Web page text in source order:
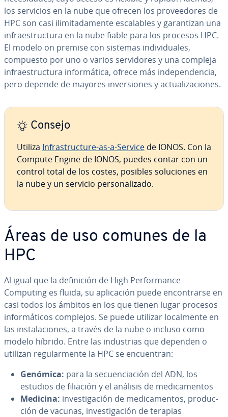
los servicios en la nube que ofrecen los pro­vee­do­res de
HPC son casi ili­mi­ta­da­me­n­te es­ca­la­bles y ga­ra­n­ti­zan una
in­frae­s­tru­c­tu­ra en la nube fiable para los procesos HPC.
El modelo on premise con sistemas in­di­vi­dua­les,
compuesto por uno o varios se­r­vi­do­res y una compleja
in­frae­s­tru­c­tu­ra in­fo­r­má­ti­ca, ofrece más in­de­pe­n­de­n­cia,
pero depende de mayores in­ve­r­sio­nes y ac­tua­li­za­cio­nes.
Consejo
Utiliza In­fra­s­tru­c­tu­re-as-a-Service de IONOS. Con la
Compute Engine de IONOS, puedes contar con un
control total de los costes, posibles so­lu­cio­nes en
la nube y un servicio pe­r­so­na­li­za­do.
Áreas de uso comunes de la
HPC
Al igual que la de­fi­ni­ción de High Pe­r­fo­r­ma­n­ce
Computing es fluida, su apli­ca­ción puede en­co­n­trar­se en
casi todos los ámbitos en los que tienen lugar procesos
in­fo­r­má­ti­cos complejos. Se puede utilizar lo­ca­l­me­n­te en
las in­s­ta­la­cio­nes, a través de la nube o incluso como
modelo híbrido. Entre las in­du­s­trias que dependen o
utilizan re­gu­la­r­me­n­te la HPC se en­cue­n­tran:
Genómica: para la se­cue­n­cia­ción del ADN, los
estudios de filiación y el análisis de me­di­ca­me­n­tos
Medicina: in­ve­s­ti­ga­ción de me­di­ca­me­n­tos, pro­du­c­
ción de vacunas, in­ve­s­ti­ga­ción de terapias